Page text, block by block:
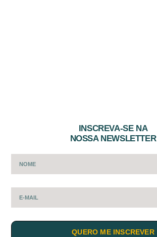
INSCREVA-SE NA
NOSSA NEWSLETTER
QUERO ME INSCREVER